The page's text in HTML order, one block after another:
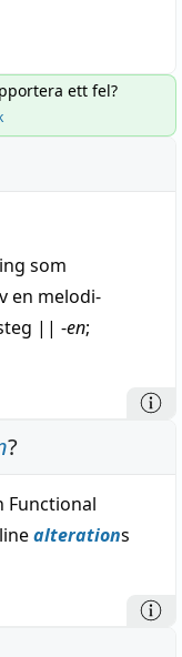
ett fel?
som
en melodi-
|| -en;
?
Functional
alterations